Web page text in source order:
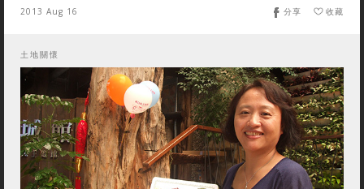
2013 Aug 16 收藏
分享
土地關懷